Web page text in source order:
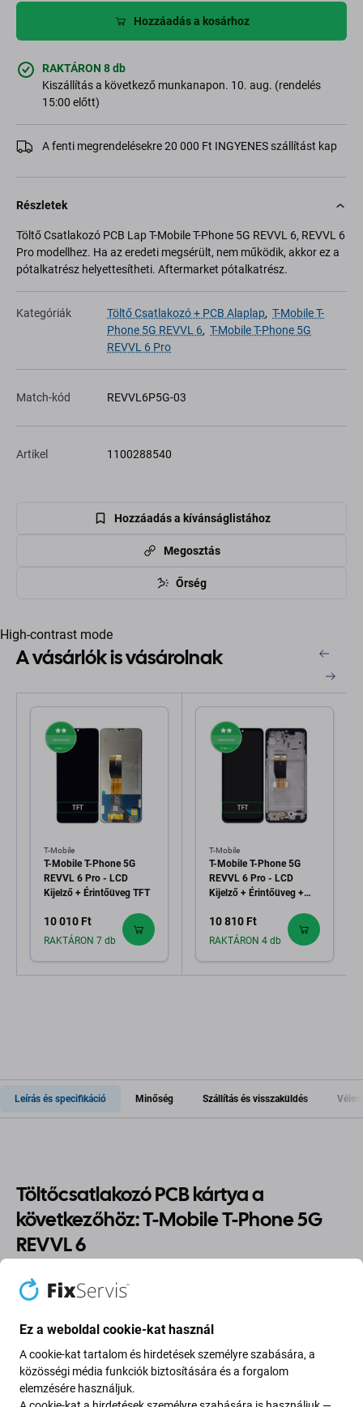
Hozzáadás a kosárhoz
RAKTÁRON 8 db
Kiszállítás a következő munkanapon. 10. aug. (rendelés
15:00 előtt)
A fenti megrendelésekre 20 000 Ft INGYENES szállítást kap
Részletek
Töltő Csatlakozó PCB Lap T-Mobile T-Phone 5G REVVL 6, REVVL 6
Pro modellhez. Ha az eredeti megsérült, nem működik, akkor ez a
pótalkatrész helyettesítheti. Aftermarket pótalkatrész.
Kategóriák Töltő Csatlakozó + PCB Alaplap, T-Mobile T-
Phone 5G REVVL 6, T-Mobile T-Phone 5G
REVVL 6 Pro
Match-kód REVVL6P5G-03
Artikel 1100288540
Hozzáadás a kívánságlistához
Megosztás
Őrség
High-contrast mode
A vásárlók is vásárolnak
T-Mobile
T-Mobile T-Phone 5G
REVVL 6 Pro - LCD
Kijelző + Érintőüveg TFT
10 010 Ft
RAKTÁRON 7 db
T-Mobile
T-Mobile T-Phone 5G
REVVL 6 Pro - LCD
Kijelző + Érintőüveg +
10 810 Ft
RAKTÁRON 4 db
Leírás és specifikáció Minőség Szállítás és visszaküldés
Töltőcsatlakozó PCB kártya a
következőhöz: T-Mobile T-Phone 5G
REVVL 6
Ha T-Mobile T-Phone 5G REVVL 6 eszköze leállt
újra működjön.
Alkatrészek minősége
Ez a weboldal cookie-kat használ
A cookie-kat tartalom és hirdetések személyre szabására, a
közösségi média funkciók biztosítására és a forgalom
elemzésére használjuk.